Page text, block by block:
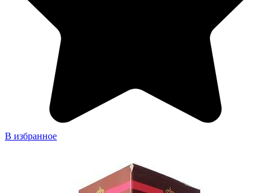
В избранное